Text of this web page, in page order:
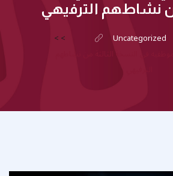
نشاطهم الترفيهي
> Uncategorized
>